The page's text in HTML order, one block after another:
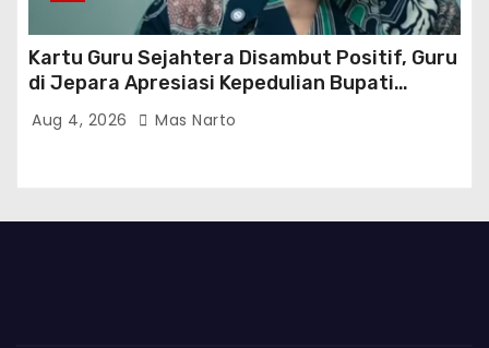
Kartu Guru Sejahtera Disambut Positif, Guru
di Jepara Apresiasi Kepedulian Bupati
Witiarso Utomo
Aug 4, 2026 Mas Narto